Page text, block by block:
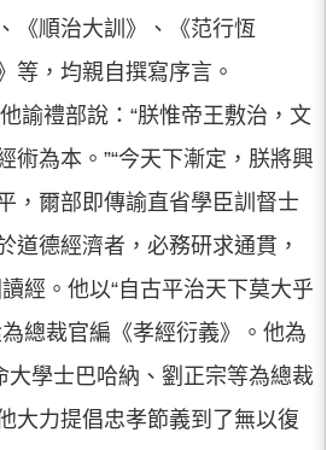
《順治大訓》、《范行恆
等，均親自撰寫序言。
諭禮部說：“朕惟帝王敷治，文
術為本。”“今天下漸定，朕將興
，爾部即傳諭直省學臣訓督士
道德經濟者，必務研求通貫，
經。他以“自古平治天下莫大乎
總裁官編《孝經衍義》。他為
大學士巴哈納、劉正宗等為總裁
大力提倡忠孝節義到了無以復